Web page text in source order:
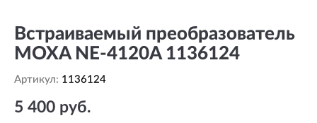
Встраиваемый преобразователь
MOXA NE-4120A 1136124
Артикул: 1136124
5 400 руб.